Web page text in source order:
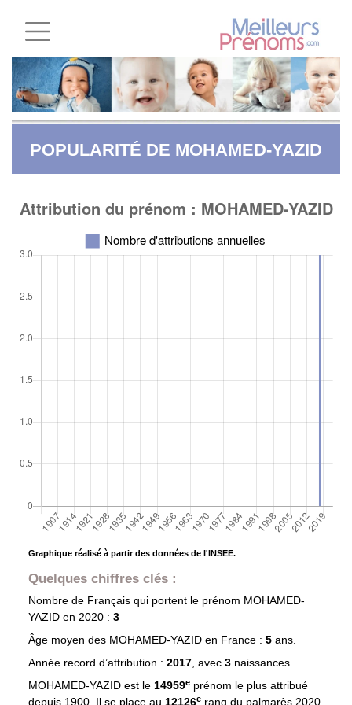
POPULARITÉ DE MOHAMED-YAZID
Graphique réalisé à partir des données de l'INSEE.
Quelques chiffres clés :
Nombre de Français qui portent le prénom MOHAMED-
YAZID en 2020 : 3
Âge moyen des MOHAMED-YAZIDen France : 5 ans.
Année record d’attribution : 2017, avec 3 naissances.
MOHAMED-YAZID est le 14959eprénom le plus attribué
depuis 1900. Il se place au 12126e rang du palmarès 2020.